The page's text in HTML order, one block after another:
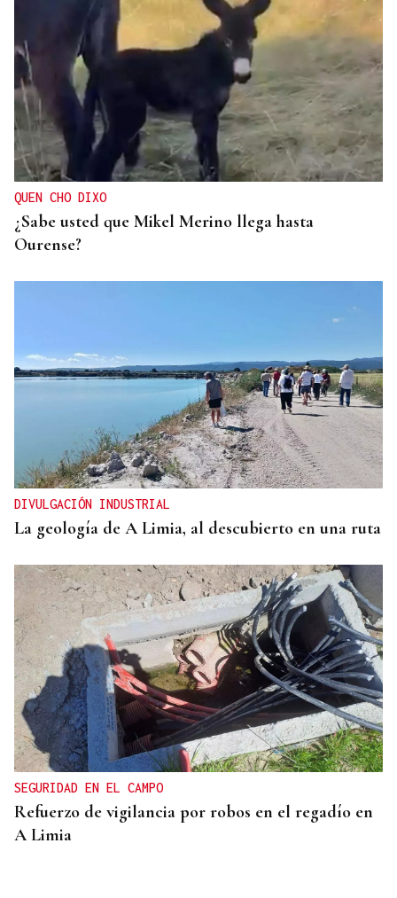
QUEN CHO DIXO
¿Sabe usted que Mikel Merino llega hasta
Ourense?
DIVULGACIÓN INDUSTRIAL
La geología de A Limia, al descubierto en una ruta
SEGURIDAD EN EL CAMPO
Refuerzo de vigilancia por robos en el regadío en
A Limia